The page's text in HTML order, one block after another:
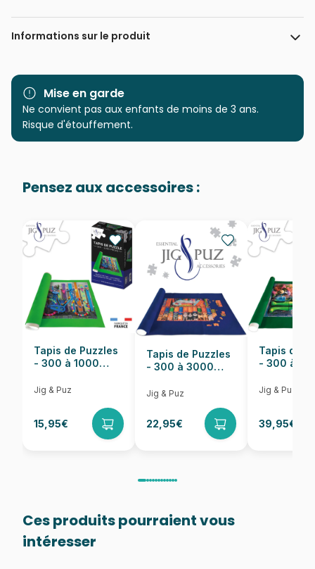
Informations sur le produit
Marque Schmidt Spiele
Catégorie
Puzzles - Contes et
EAN 4001504594848
Nombre de pièces 1000 pièces
Dimensions 69 x 49 cm
Mise en garde
Ne convient pas aux enfants de moins de 3 ans.
Risque d'étouffement.
Pensez aux accessoires :
Tapis de Puzzles
- 300 à 1000
Jig & Puz
15,95€
Tapis de Puzzles
- 300 à 3000
Jig & Puz
22,95€
Tapis de
- 300 à
Jig & Puz
39,95€
Ces produits pourraient vous
intéresser